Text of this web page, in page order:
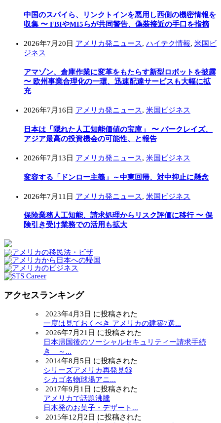
中国のスパイら、リンクトインを悪用し西側の機密情報を
収集 〜 FBIやMI5らが共同警告、偽装接近の手口を指摘
2026年7月20日 アメリカ発ニュース, ハイテク情報, 米国ビ
ジネス
アマゾン、倉庫作業に変革をもたらす新型ロボットを披露
〜 欧州事業合理化の一環、迅速配達サービスも大幅に拡
充
2026年7月16日 アメリカ発ニュース, 米国ビジネス
日本は「隠れた人工知能価値の宝庫」 〜 バークレイズ、
アジア最高の投資機会の可能性、と報告
2026年7月13日 アメリカ発ニュース, 米国ビジネス
変容する「ドンロー主義」～中東回帰、対中抑止に懸念
2026年7月11日 アメリカ発ニュース, 米国ビジネス
保険業務人工知能、請求処理からリスク評価に移行 〜 保
険引き受け業務での活用も拡大
アクセスランキング
2023年4月3日 に投稿された
一度は見ておくべき アメリカの建築7選...
2026年7月21日 に投稿された
日本帰国後のソーシャルセキュリティー請求手続
き ～...
2014年8月5日 に投稿された
シリーズアメリカ再発見㉕
シカゴ名物球場アニ...
2017年9月1日 に投稿された
アメリカで話題沸騰
日本発のお菓子・デザート...
2015年12月2日 に投稿された